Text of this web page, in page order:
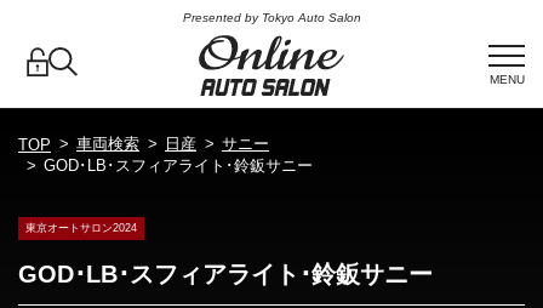
Presented by Tokyo Auto Salon
MENU
TOP 車両検索 日産
サニー
GOD･LB･スフィアライト･鈴鈑サニー
東京オートサロン2024
GOD･LB･スフィアライト･鈴鈑サニー